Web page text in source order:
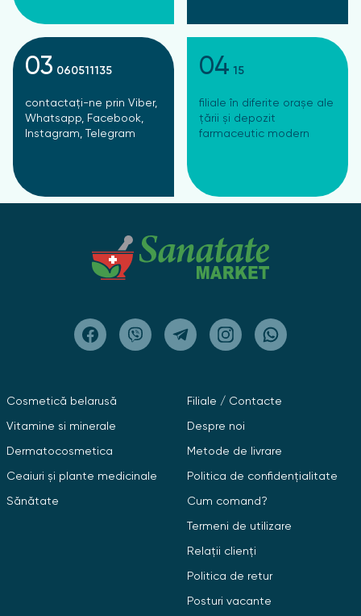
03 060511135
contactați-ne prin Viber,
Whatsapp, Facebook,
Instagram, Telegram
04 15
filiale în diferite orașe ale
țării și depozit
farmaceutic modern
Cosmetică belarusă
Vitamine si minerale
Dermatocosmetica
Ceaiuri și plante medicinale
Sănătate
Filiale / Contacte
Despre noi
Metode de livrare
Politica de confidențialitate
Cum comand?
Termeni de utilizare
Relații clienți
Politica de retur
Posturi vacante